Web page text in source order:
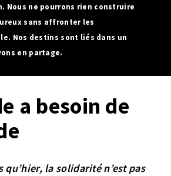
OBJECTIF
0,7
Nous ne pourrons rien construire
sans affronter les
Nos destins sont liés dans un
en partage.
a besoin de
qu’hier, la solidarité n’est pas